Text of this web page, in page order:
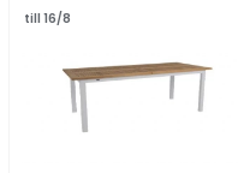
till 16/8